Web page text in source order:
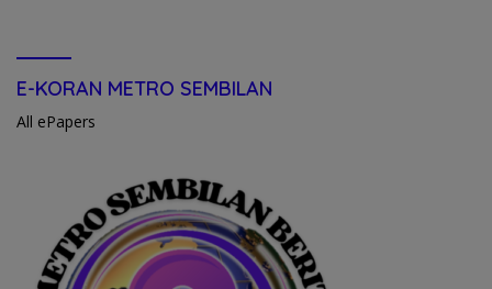
E-KORAN METRO SEMBILAN
All ePapers